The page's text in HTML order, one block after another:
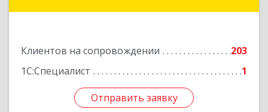
Клиентов на сопровождении
203
1С:Специалист
1
Отправить заявку
Отправить заявку